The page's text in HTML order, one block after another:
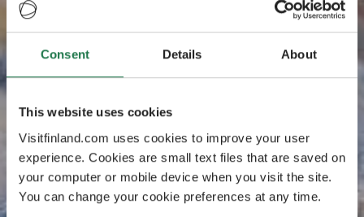
Consent Details About
This website uses cookies
Visitfinland.com uses cookies to improve your user
experience. Cookies are small text files that are saved on
your computer or mobile device when you visit the site.
You can change your cookie preferences at any time.